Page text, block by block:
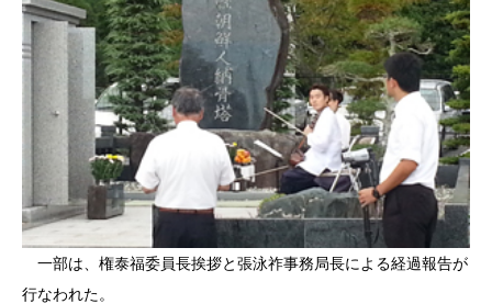
一部は、権泰福委員長挨拶と張泳祚事務局長による経過報告が
行なわれた。